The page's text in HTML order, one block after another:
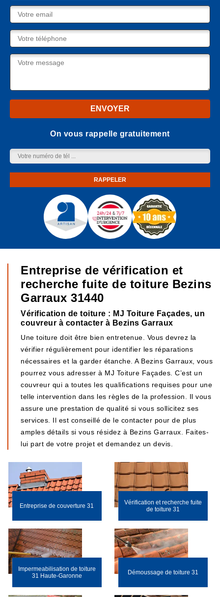
On vous rappelle gratuitement
Entreprise de vérification et
recherche fuite de toiture Bezins
Garraux 31440
Vérification de toiture : MJ Toiture Façades, un
couvreur à contacter à Bezins Garraux
Une toiture doit être bien entretenue. Vous devrez la
vérifier régulièrement pour identifier les réparations
nécessaires et la garder étanche. A Bezins Garraux, vous
pourrez vous adresser à MJ Toiture Façades. C’est un
couvreur qui a toutes les qualifications requises pour une
telle intervention dans les règles de la profession. Il vous
assure une prestation de qualité si vous sollicitez ses
services. Il est conseillé de le contacter pour de plus
amples détails si vous résidez à Bezins Garraux. Faites-
lui part de votre projet et demandez un devis.
Entreprise de couverture 31
Vérification et recherche fuite
de toiture 31
Impermeabilisation de toiture
31 Haute-Garonne
Démoussage de toiture 31